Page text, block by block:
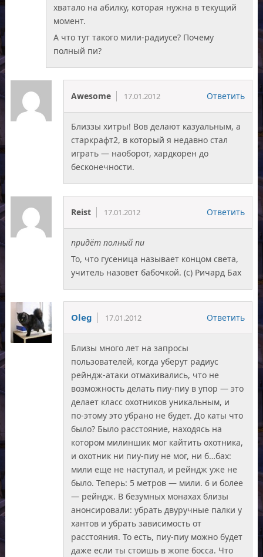
хватало на абилку, которая нужна в текущий
момент.
А что тут такого мили-радиусе? Почему
полный пи?
Awesome 17.01.2012 Ответить
Близзы хитры! Вов делают казуальным, а
старкрафт2, в который я недавно стал
играть — наоборот, хардкорен до
бесконечности.
Reist 17.01.2012 Ответить
придёт полный пи
То, что гусеница называет концом света,
учитель назовет бабочкой. (с) Ричард Бах
Oleg 17.01.2012 Ответить
Близы много лет на запросы
пользователей, когда уберут радиус
рейндж-атаки отмахивались, что не
возможность делать пиу-пиу в упор — это
делает класс охотников уникальным, и
по-этому это убрано не будет. До каты что
было? Было расстояние, находясь на
котором милиншик мог кайтить охотника,
и охотник ни пиу-пиу не мог, ни б…бах:
мили еще не наступал, и рейндж уже не
было. Теперь: 5 метров — мили. 6 и более
— рейндж. В безумных монахах близы
анонсировали: убрать двуручные палки у
хантов и убрать зависимость от
расстояния. То есть, пиу-пиу можно будет
даже если ты стоишь в жопе босса. Что